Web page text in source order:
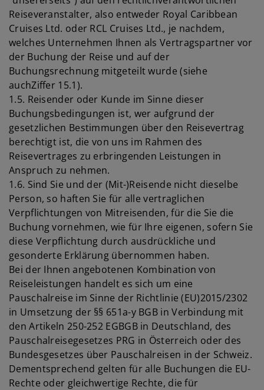
Reiseveranstalter, also entweder Royal Caribbean
Cruises Ltd. oder RCL Cruises Ltd., je nachdem,
welches Unternehmen Ihnen als Vertragspartner vor
der Buchung der Reise und auf der
Buchungsrechnung mitgeteilt wurde (siehe
auchZiffer 15.1).
1.5. Reisender oder Kunde im Sinne dieser
Buchungsbedingungen ist, wer aufgrund der
gesetzlichen Bestimmungen über den Reisevertrag
berechtigt ist, die von uns im Rahmen des
Reisevertrages zu erbringenden Leistungen in
Anspruch zu nehmen.
1.6. Sind Sie und der (Mit-)Reisende nicht dieselbe
Person, so haften Sie für alle vertraglichen
Verpflichtungen von Mitreisenden, für die Sie die
Buchung vornehmen, wie für Ihre eigenen, sofern Sie
diese Verpflichtung durch ausdrückliche und
gesonderte Erklärung übernommen haben.
Bei der Ihnen angebotenen Kombination von
Reiseleistungen handelt es sich um eine
Pauschalreise im Sinne der Richtlinie (EU)2015/2302
in Umsetzung der §§ 651a-y BGB in Verbindung mit
den Artikeln 250-252 EGBGB in Deutschland, des
Pauschalreisegesetzes PRG in Österreich oder des
Bundesgesetzes über Pauschalreisen in der Schweiz.
Dementsprechend gelten für alle Buchungen die EU-
Rechte oder gleichwertige Rechte, die für